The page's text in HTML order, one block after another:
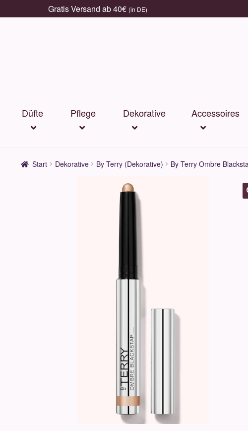
Gratis Versand ab 40€ (in DE)
Düfte Pflege Dekorative Accessoires
Start Dekorative By Terry (Dekorative) By Terry Ombre